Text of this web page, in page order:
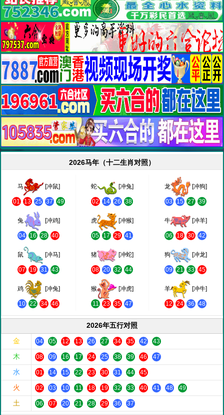
2026马年（十二生肖对照）
马 [冲鼠]
01 13 25 37 49
蛇 [冲兔]
02 14 26 38
龙 [冲狗]
03 15 27 39
兔 [冲鸡]
04 16 28 40
虎 [冲猴]
05 17 29 41
牛 [冲羊]
06 18 30 42
鼠 [冲马]
07 19 31 43
猪 [冲蛇]
08 20 32 44
狗 [冲龙]
09 21 33 45
鸡 [冲兔]
10 22 34 46
猴 [冲虎]
11 23 35 47
羊 [冲牛]
12 24 36 48
2026年五行对照
金
04 05 12 13 26 27 34 35 42 43
木 08 09 16 17 24 25 38 39 46 47
水 01 14 15 22 23 30 31 44 45
火 02 03 10 11 18 19 32 33 40 41 48 49
土 06 07 20 21 28 29 36 37